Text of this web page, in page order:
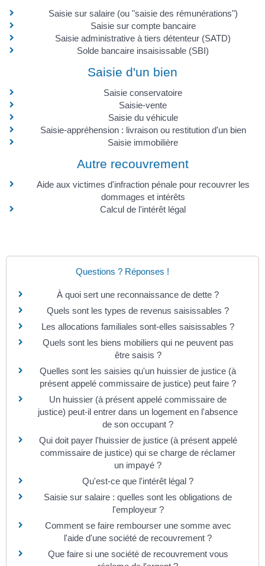
Saisie sur salaire (ou "saisie des rémunérations")
Saisie sur compte bancaire
Saisie administrative à tiers détenteur (SATD)
Solde bancaire insaisissable (SBI)
Saisie d'un bien
Saisie conservatoire
Saisie-vente
Saisie du véhicule
Saisie-appréhension : livraison ou restitution d'un bien
Saisie immobilière
Autre recouvrement
Aide aux victimes d'infraction pénale pour recouvrer les
dommages et intérêts
Calcul de l'intérêt légal
Questions ? Réponses !
À quoi sert une reconnaissance de dette ?
Quels sont les types de revenus saisissables ?
Les allocations familiales sont-elles saisissables ?
Quels sont les biens mobiliers qui ne peuvent pas
être saisis ?
Quelles sont les saisies qu'un huissier de justice (à
présent appelé commissaire de justice) peut faire ?
Un huissier (à présent appelé commissaire de
justice) peut-il entrer dans un logement en l'absence
de son occupant ?
Qui doit payer l'huissier de justice (à présent appelé
commissaire de justice) qui se charge de réclamer
un impayé ?
Qu'est-ce que l'intérêt légal ?
Saisie sur salaire : quelles sont les obligations de
l'employeur ?
Comment se faire rembourser une somme avec
l'aide d'une société de recouvrement ?
Que faire si une société de recouvrement vous